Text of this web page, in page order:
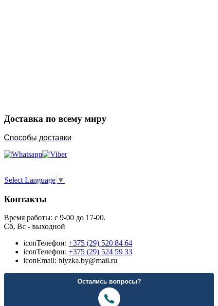
Доставка по всему миру
Способы доставки
Select Language ▼
Контакты
Время работы: с 9-00 до 17-00.
Сб, Вс - выходной
iconТелефон: +375 (29) 520 84 64
iconТелефон: +375 (29) 524 59 33
iconEmail: blyzka.by@mail.ru